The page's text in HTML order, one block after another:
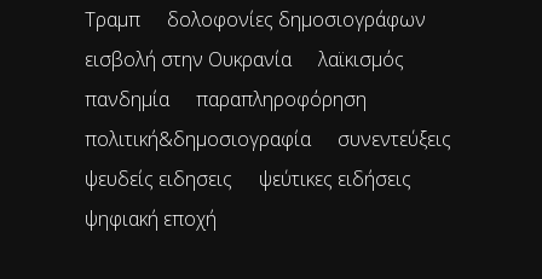
Τραμπ
δολοφονίες δημοσιογράφων
εισβολή στην Ουκρανία
λαϊκισμός
πανδημία
παραπληροφόρηση
πολιτική&δημοσιογραφία
συνεντεύξεις
ψευδείς ειδησεις
ψεύτικες ειδήσεις
ψηφιακή εποχή